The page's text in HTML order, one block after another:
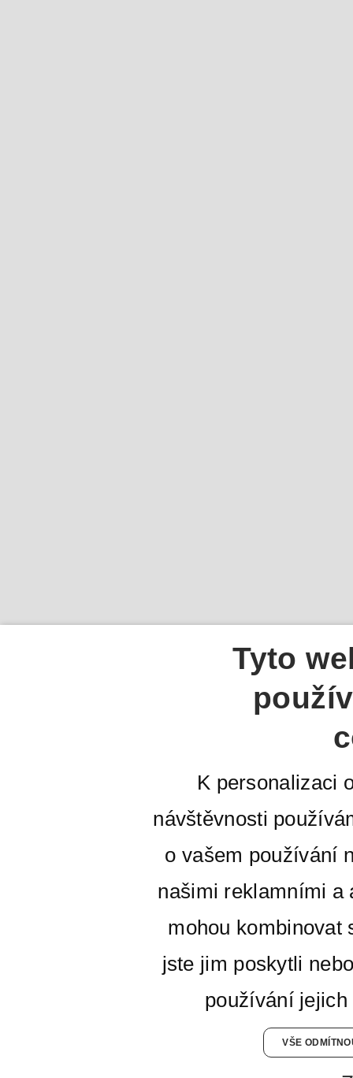
Tyto
K personalizaci
návštěvnosti
o vašem používání
našimi reklamními a
mohou kombinovat
jste jim poskytli
používání
VŠE